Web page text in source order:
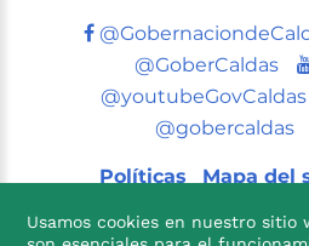
@GoberCaldas
@youtubeGovCaldas
@gobercaldas
Políticas Mapa del
Usamos cookies en nuestro sitio